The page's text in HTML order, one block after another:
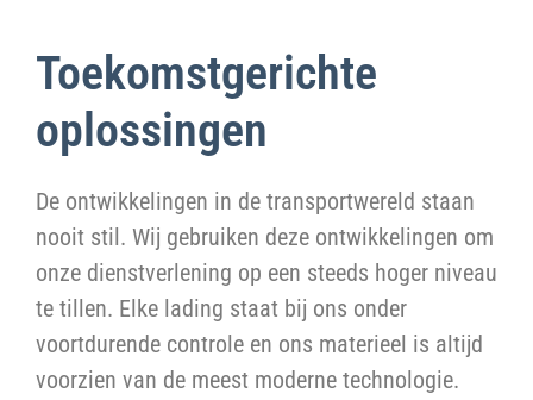
Toekomstgerichte
oplossingen
De ontwikkelingen in de transportwereld staan
nooit stil. Wij gebruiken deze ontwikkelingen om
onze dienstverlening op een steeds hoger niveau
te tillen. Elke lading staat bij ons onder
voortdurende controle en ons materieel is altijd
voorzien van de meest moderne technologie.